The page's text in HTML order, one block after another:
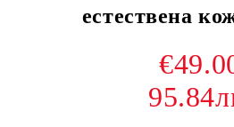
естествена